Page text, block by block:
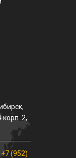
,
корп. 2,
+7 (952)